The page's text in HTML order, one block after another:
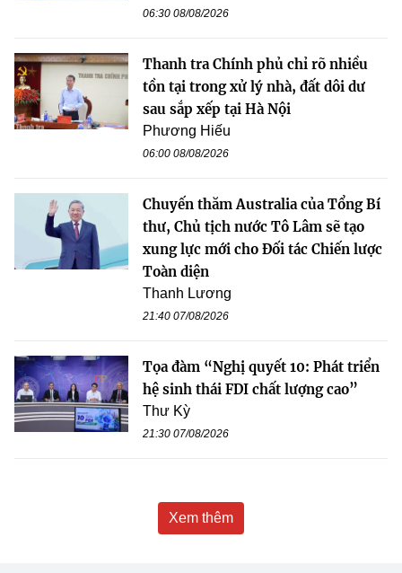
06:30 08/08/2026
Thanh tra Chính phủ chỉ rõ nhiều
tồn tại trong xử lý nhà, đất dôi dư
sau sắp xếp tại Hà Nội
Phương Hiếu
06:00 08/08/2026
Chuyến thăm Australia của Tổng Bí
thư, Chủ tịch nước Tô Lâm sẽ tạo
xung lực mới cho Đối tác Chiến lược
Toàn diện
Thanh Lương
21:40 07/08/2026
Tọa đàm “Nghị quyết 10: Phát triển
hệ sinh thái FDI chất lượng cao”
Thư Kỳ
21:30 07/08/2026
Xem thêm